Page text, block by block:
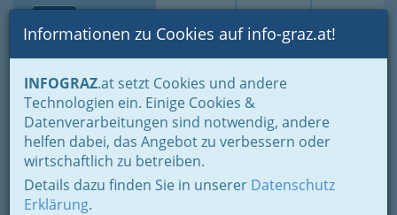
Suche Login Toggle
Informationen zu Cookies auf info-graz.at!
INFOGRAZ.at setzt Cookies und andere
Technologien ein. Einige Cookies &
Datenverarbeitungen sind notwendig, andere
helfen dabei, das Angebot zu verbessern oder
wirtschaftlich zu betreiben.
Details dazu finden Sie in unserer Datenschutz
Erklärung.
Home Branchen Dienstleistungen Schneidereien
Needles & Pins
Hans-Sachs-Gasse 10, 8010 Graz
+43 316 814 605